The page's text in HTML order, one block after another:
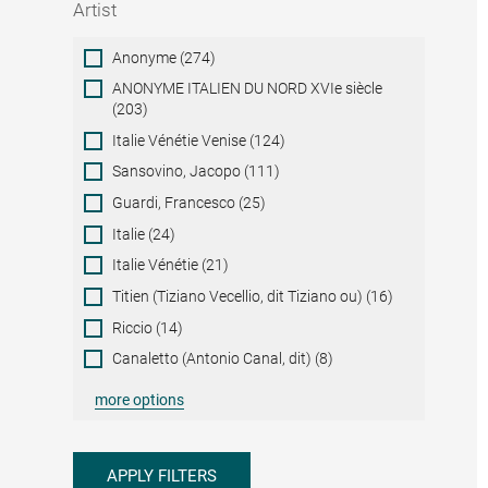
Artist
ArtistAnonyme (274)
ANONYME ITALIEN DU NORD XVIe siècle
(203)
Italie Vénétie Venise (124)
Sansovino, Jacopo (111)
Guardi, Francesco (25)
Italie (24)
Italie Vénétie (21)
Titien (Tiziano Vecellio, dit Tiziano ou) (16)
Riccio (14)
Canaletto (Antonio Canal, dit) (8)
more options
APPLY FILTERS